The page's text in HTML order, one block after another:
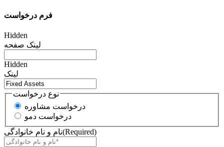
فرم درخواست
Hidden
لینک صفحه
Hidden
لینک
نوع درخواست
درخواست مشاوره
درخواست دمو
نام و نام خانوادگی(Required)